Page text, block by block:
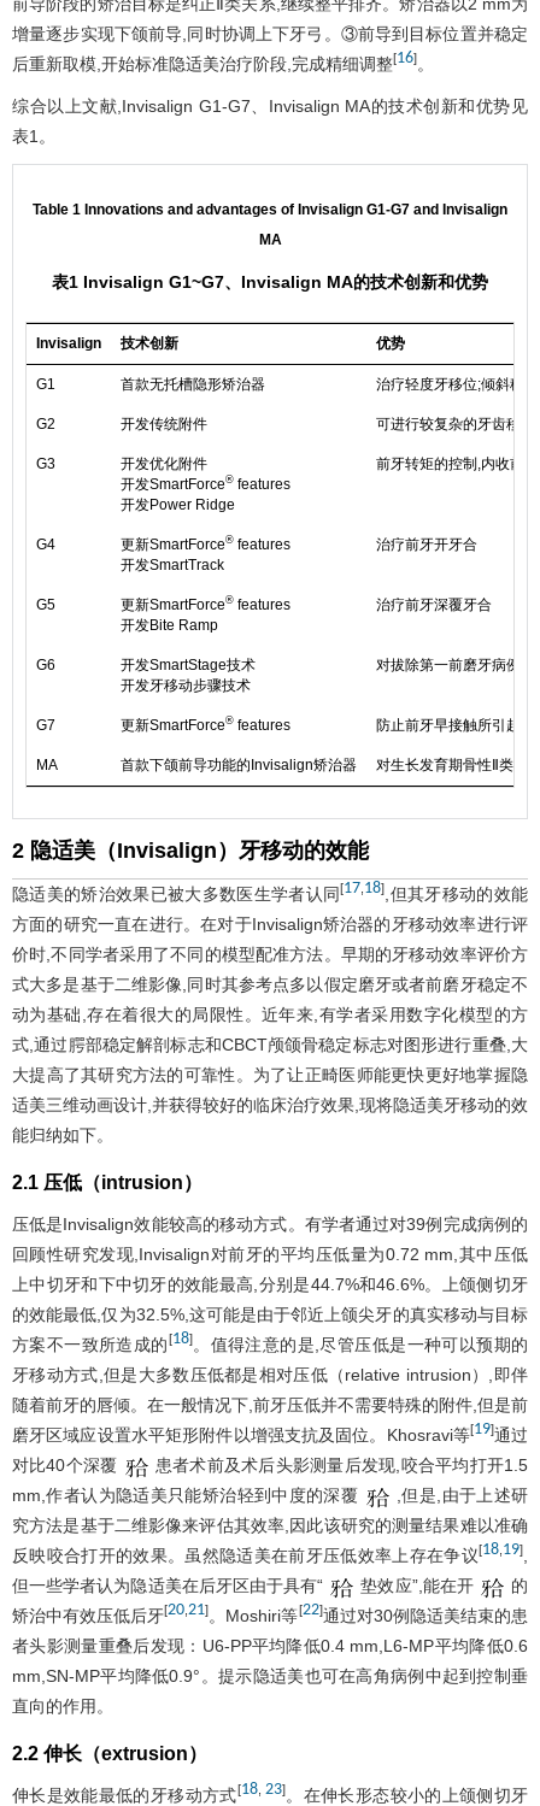
增量逐步实现下颌前导,同时协调上下牙弓。③前导到目标位置并稳定
后重新取模,开始标准隐适美治疗阶段,完成精细调整[16] 。
综合以上文献,Invisalign G1-G7、Invisalign MA的技术创新和优势见
表1 。
Table 1 Innovations and advantages of Invisalign G1-G7 and Invisalign
MA
表1 Invisalign G1~G7、Invisalign MA的技术创新和优势
Invisalign 技术创新 优势
G1 首款无托槽隐形矫治器 治疗轻度牙移位;倾斜移
G2 开发传统附件 可进行较复杂的牙齿移
G3
开发优化附件
开发SmartForce® features
开发Power Ridge
前牙转矩的控制,内收前牙
G4 更新SmartForce® features
开发SmartTrack
治疗前牙开牙合
G5 更新SmartForce® features
开发Bite Ramp
治疗前牙深覆牙合
G6
开发SmartStage技术
开发牙移动步骤技术
对拔除第一前磨牙病例
G7 更新SmartForce® features 防止前牙早接触所引起的
MA 首款下颌前导功能的Invisalign矫治器 对生长发育期骨性Ⅱ类错
2 隐适美（Invisalign）牙移动的效能
隐适美的矫治效果已被大多数医生学者认同[17,18] ,但其牙移动的效能
方面的研究一直在进行。在对于Invisalign矫治器的牙移动效率进行评
价时,不同学者采用了不同的模型配准方法。早期的牙移动效率评价方
式大多是基于二维影像,同时其参考点多以假定磨牙或者前磨牙稳定不
动为基础,存在着很大的局限性。近年来,有学者采用数字化模型的方
式,通过腭部稳定解剖标志和CBCT颅颌骨稳定标志对图形进行重叠,大
大提高了其研究方法的可靠性。为了让正畸医师能更快更好地掌握隐
适美三维动画设计,并获得较好的临床治疗效果,现将隐适美牙移动的效
能归纳如下。
2.1 压低（intrusion）
压低是Invisalign效能较高的移动方式。有学者通过对39例完成病例的
回顾性研究发现,Invisalign对前牙的平均压低量为0.72 mm,其中压低
上中切牙和下中切牙的效能最高,分别是44.7%和46.6%。上颌侧切牙
的效能最低,仅为32.5%,这可能是由于邻近上颌尖牙的真实移动与目标
方案不一致所造成的 [18]。值得注意的是,尽管压低是一种可以预期的
牙移动方式,但是大多数压低都是相对压低（relative intrusion）,即伴
随着前牙的唇倾。在一般情况下,前牙压低并不需要特殊的附件,但是前
磨牙区域应设置水平矩形附件以增强支抗及固位。Khosravi等[19]通过
对比40个深覆
患者术前及术后头影测量后发现,咬合平均打开1.5
mm,作者认为隐适美只能矫治轻到中度的深覆
,但是,由于上述研
究方法是基于二维影像来评估其效率,因此该研究的测量结果难以准确
反映咬合打开的效果。虽然隐适美在前牙压低效率上存在争议[18,19]
但一些学者认为隐适美在后牙区由于具有“
垫效应”,能在开
的
矫治中有效压低后牙[20,21] 。Moshiri等[22]通过对30例隐适美结束的患
者头影测量重叠后发现：U6-PP平均降低0.4 mm,L6-MP平均降低0.6
mm,SN-MP平均降低0.9°。提示隐适美也可在高角病例中起到控制垂
直向的作用。
2.2 伸长（extrusion）
伸长是效能最低的牙移动方式[18,23] 。在伸长形态较小的上颌侧切牙